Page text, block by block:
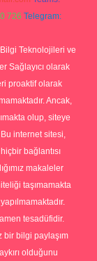
726 Telegram:
Teknolojileri ve
Sağlayıcı olarak
proaktif olarak
Ancak,
olup, siteye
internet sitesi,
bağlantısı
makaleler
taşımamakta
tesadüfidir.
bir bilgi paylaşım
olduğunu